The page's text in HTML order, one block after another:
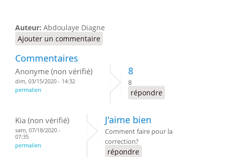
Auteur: Abdoulaye Diagne
Ajouter un commentaire
Commentaires
Anonyme (non vérifié)
dim, 03/15/2020 - 14:32
permalien
8
8
répondre
Kia (non vérifié)
sam, 07/18/2020 -
07:35
permalien
J'aime bien
Comment faire pour la
correction?
répondre